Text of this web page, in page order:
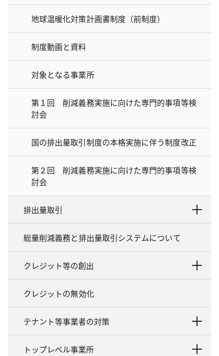
地球温暖化対策計画書制度（前制度）
制度動画と資料
対象となる事業所
第１回 削減義務実施に向けた専門的事項等検
討会
国の排出量取引制度の本格実施に伴う制度改正
第２回 削減義務実施に向けた専門的事項等検
討会
排出量取引
総量削減義務と排出量取引システムについて
クレジット等の創出
クレジットの無効化
テナント等事業者の対策
トップレベル事業所